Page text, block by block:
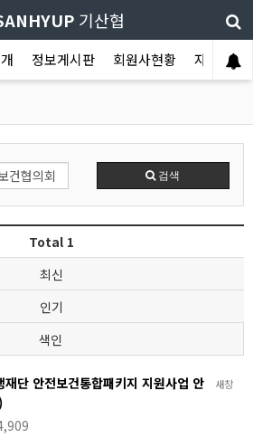
기산협
정보게시판 회원사현황 자유게시
검색
Total 1
최신
인기
색인
새창
재단 안전보건통합패키지 지원사업 안